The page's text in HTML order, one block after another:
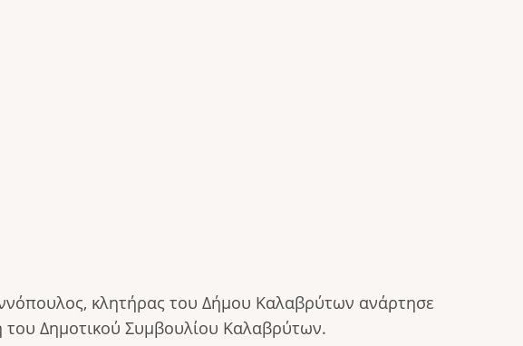
κλητήρας του Δήμου Καλαβρύτων ανάρτησε
Δημοτικού Συμβουλίου Καλαβρύτων.